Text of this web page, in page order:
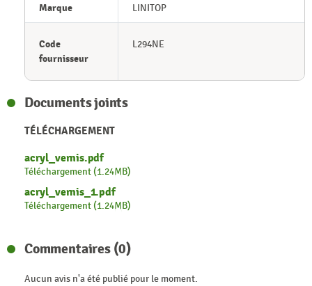
Marque LINITOP
Code
fournisseur
L294NE
Documents joints
TÉLÉCHARGEMENT
acryl_vernis.pdf
Téléchargement (1.24MB)
acryl_vernis_1.pdf
Téléchargement (1.24MB)
Commentaires (0)
Aucun avis n'a été publié pour le moment.